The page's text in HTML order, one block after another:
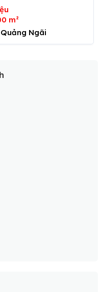
m²
Ngãi